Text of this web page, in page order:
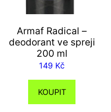
Armaf Radical –
deodorant ve spreji
200 ml
149 Kč
KOUPIT